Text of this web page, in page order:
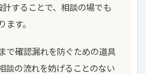
することで、相談の場でも
す。
で確認漏れを防ぐための道具
談の流れを妨げることのない